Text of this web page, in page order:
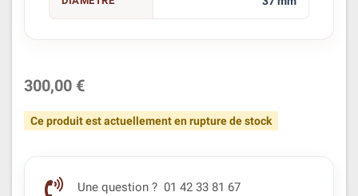
300,00 €
Ce produit est actuellement en rupture de stock
Une question ? 01 42 33 81 67